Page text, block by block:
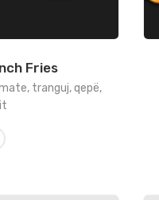
Fries
tranguj, qepë,